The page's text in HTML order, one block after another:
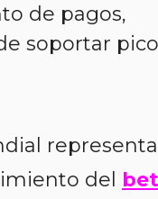
de pagos,
soportar
del